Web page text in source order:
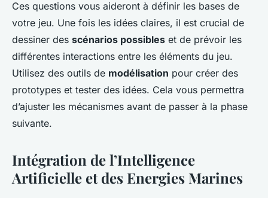
Ces questions vous aideront à définir les bases de
votre jeu. Une fois les idées claires, il est crucial de
dessiner des scénarios possibles et de prévoir les
différentes interactions entre les éléments du jeu.
Utilisez des outils de modélisation pour créer des
prototypes et tester des idées. Cela vous permettra
d’ajuster les mécanismes avant de passer à la phase
suivante.
Intégration de l’Intelligence
Artificielle et des Energies Marines